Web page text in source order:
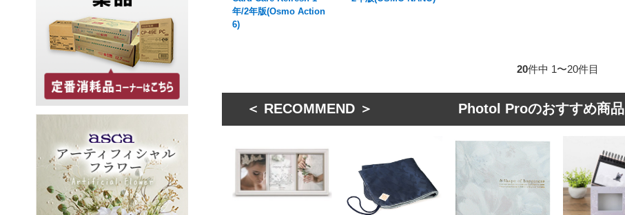
年/2年版(Osmo Action
6)
20件中 1〜20件目
＜ RECOMMEND ＞ Photol Proのおすすめ商品